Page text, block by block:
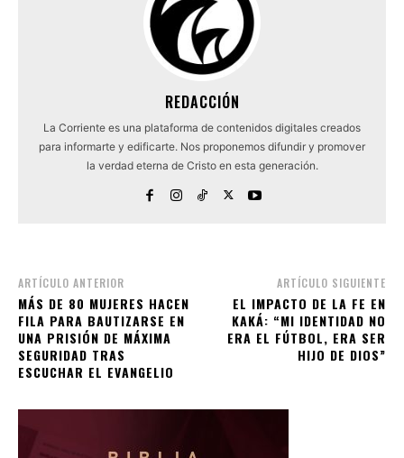
REDACCIÓN
La Corriente es una plataforma de contenidos digitales creados
para informarte y edificarte. Nos proponemos difundir y promover
la verdad eterna de Cristo en esta generación.
ARTÍCULO ANTERIOR
MÁS DE 80 MUJERES HACEN
FILA PARA BAUTIZARSE EN
UNA PRISIÓN DE MÁXIMA
SEGURIDAD TRAS
ESCUCHAR EL EVANGELIO
ARTÍCULO SIGUIENTE
EL IMPACTO DE LA FE EN
KAKÁ: “MI IDENTIDAD NO
ERA EL FÚTBOL, ERA SER
HIJO DE DIOS”